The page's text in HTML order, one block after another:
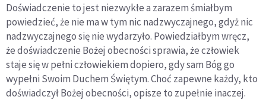
Doświadczenie to jest niezwykłe a zarazem śmiałbym
powiedzieć, że nie ma w tym nic nadzwyczajnego, gdyż nic
nadzwyczajnego się nie wydarzyło. Powiedziałbym wręcz,
że doświadczenie Bożej obecności sprawia, że człowiek
staje się w pełni człowiekiem dopiero, gdy sam Bóg go
wypełni Swoim Duchem Świętym. Choć zapewne każdy, kto
doświadczył Bożej obecności, opisze to zupełnie inaczej.